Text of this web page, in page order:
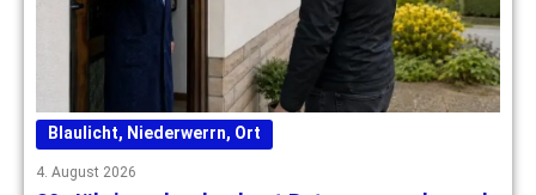
Blaulicht, Niederwerrn, Ort
4. August 2026